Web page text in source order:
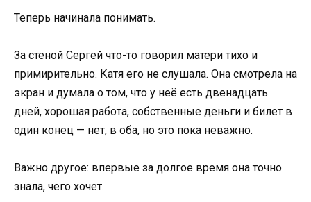
Теперь начинала понимать.
За стеной Сергей что-то говорил матери тихо и
примирительно. Катя его не слушала. Она смотрела на
экран и думала о том, что у неё есть двенадцать
дней, хорошая работа, собственные деньги и билет в
один конец — нет, в оба, но это пока неважно.
Важно другое: впервые за долгое время она точно
знала, чего хочет.